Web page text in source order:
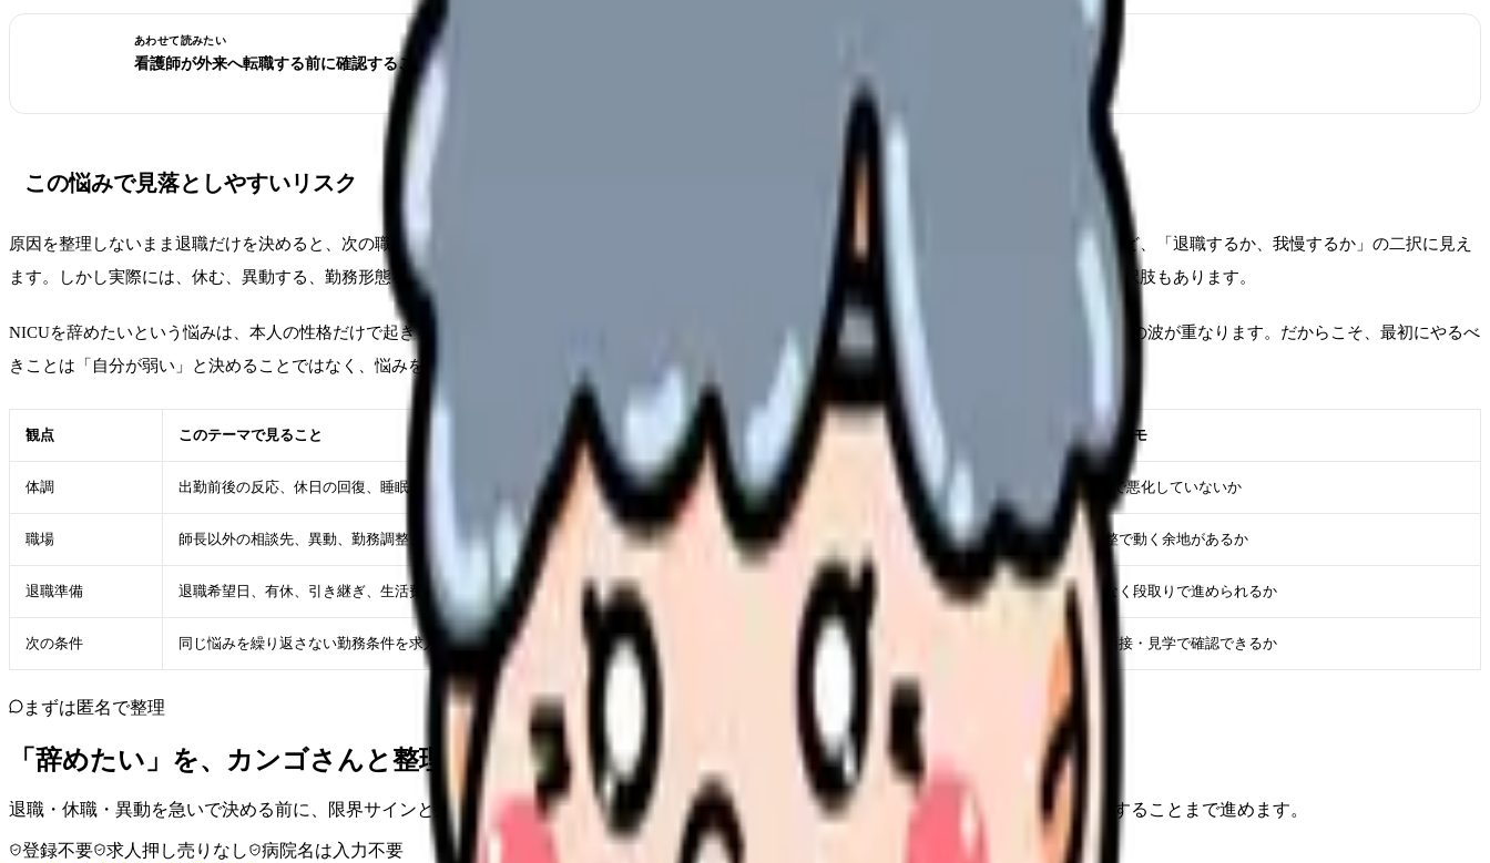
あわせて読みたい
看護師が外来へ転職する前に確認すること。病棟との違いと求人の見方
この悩みで見落としやすいリスク
原因を整理しないまま退職だけを決めると、次の職場でも同じ条件にぶつかることが、このテーマの一番大きなリスクです。辞めたい気持ちが強いほど、「退職するか、我慢するか」の二択に見え
ます。しかし実際には、休む、異動する、勤務形態を変える、相談先を変える、在職しながら求人を比較する、退職時期を調整するなど、間にある選択肢もあります。
NICUを辞めたいという悩みは、本人の性格だけで起きるものではありません。勤務表、教育体制、人員配置、給与、相談できる相手、家庭事情、体調の波が重なります。だからこそ、最初にやるべ
きことは「自分が弱い」と決めることではなく、悩みを条件に翻訳することです。
観点 このテーマで見ること 判断に使うメモ
体調 出勤前後の反応、休日の回復、睡眠・食欲 直近2週間で悪化していないか
職場 師長以外の相談先、異動、勤務調整、休職、業務分担の見直しが使えるか 相談や調整で動く余地があるか
退職準備 退職希望日、有休、引き継ぎ、生活費 勢いではなく段取りで進められるか
次の条件 同じ悩みを繰り返さない勤務条件を求人票・面接・見学で確認する 求人票・面接・見学で確認できるか
まずは匿名で整理
「辞めたい」を、カンゴさんと整理しませんか。
退職・休職・異動を急いで決める前に、限界サインと残せる選択肢を分けて整理します。 「辞めたい」に近い状況を選ぶだけで、次に確認することまで進めます。
登録不要 求人押し売りなし
病院名は入力不要